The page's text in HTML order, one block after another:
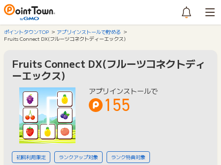
ポイントタウンTOP
アプリインストールで貯める
Fruits Connect DX(フルーツコネクトディーエックス)
Fruits Connect DX(フルーツコネクトディ
ーエックス)
アプリインストールで
155
初回利用限定 ランクアップ対象 ランク特典対象